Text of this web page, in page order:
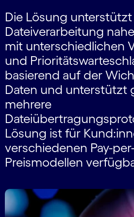
Die Lösung
Dateiverarbeitung
mit unterschiedlichen
und
basierend auf der
Daten und unterstützt
mehrere
Lösung ist für
verschiedenen Pay-
Preismodellen